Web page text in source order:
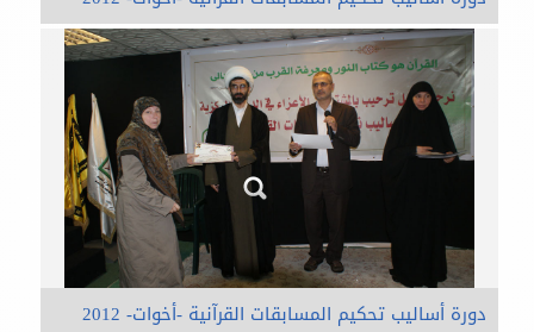
دورة أساليب تحكيم المسابقات القرآنية -أخوات- 2012